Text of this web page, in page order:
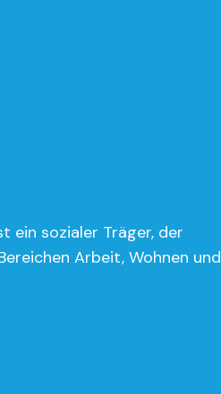
ein sozialer Träger, der
Arbeit, Wohnen und